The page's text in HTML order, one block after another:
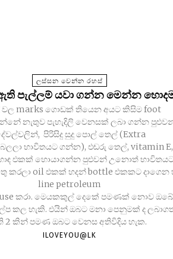
ලස්සන වෙන්න රහස්
ඇති පැල්ලම් යවා ගන්න මෙන්න
marks ගොඩක් තියෙන අයට කිසිම foot
නැතුව පැහැදිලි වෙනසක් ලබා ගන්න
පිරිසිදු සුදු පොල් තෙල් (Extra
භාවිතයට ගන්න), එඬරු තෙල්, vitamin
එකක් හොයාගන්න පුළුවන් උනොත්
oil එකක් හදන් bottle එකකට දාගෙන
line petroleum
කරා. මෙයකකුල් දෙකේ පමණක් නොව
කල හැකි. එයින් ඔබට මනා පෙනුමක් ද
2 කින් පමණ ඔබට වෙනස අතිවිදිය හැක.
ILOVEYOU@LK